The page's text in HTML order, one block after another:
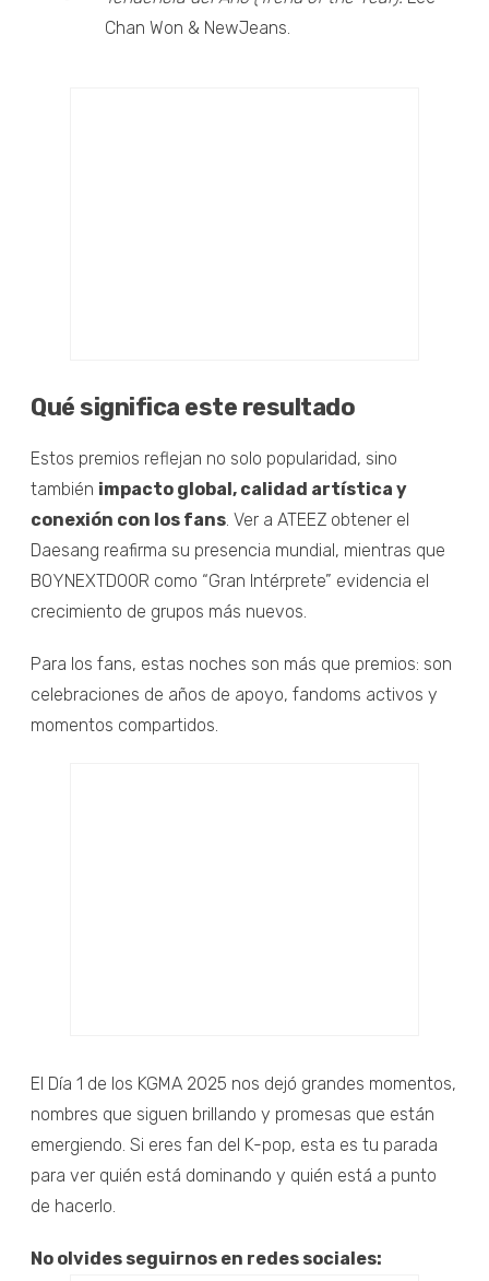
Chan Won & NewJeans.
Qué significa este resultado
Estos premios reflejan no solo popularidad, sino
también impacto global, calidad artística y
conexión con los fans . Ver a ATEEZ obtener el
Daesang reafirma su presencia mundial, mientras que
BOYNEXTDOOR como “Gran Intérprete” evidencia el
crecimiento de grupos más nuevos.
Para los fans, estas noches son más que premios: son
celebraciones de años de apoyo, fandoms activos y
momentos compartidos.
El Día 1 de los KGMA 2025 nos dejó grandes momentos,
nombres que siguen brillando y promesas que están
emergiendo. Si eres fan del K-pop, esta es tu parada
para ver quién está dominando y quién está a punto
de hacerlo.
No olvides seguirnos en redes sociales: